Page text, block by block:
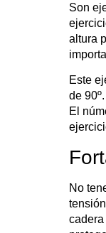
Son
altura
Este
de
El
No